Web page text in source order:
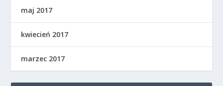
maj 2017
kwiecień 2017
marzec 2017